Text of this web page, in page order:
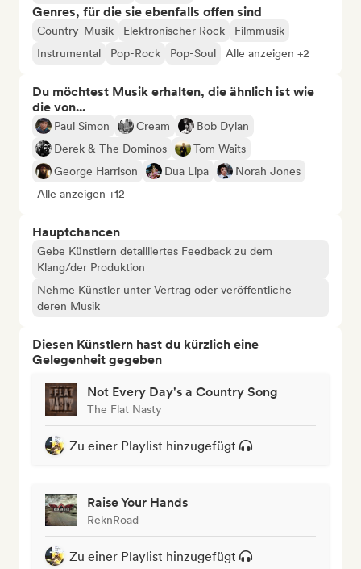
Genres, für die sie ebenfalls offen sind
Country-Musik Elektronischer Rock
Filmmusik
Instrumental
Pop-Rock Pop-Soul Alle anzeigen +2
Du möchtest Musik erhalten, die ähnlich ist wie
die von...
Paul Simon Cream
Bob Dylan
Derek & The Dominos
Tom Waits
George Harrison
Dua Lipa
Norah Jones
Alle anzeigen +12
Hauptchancen
Gebe Künstlern detailliertes Feedback zu dem
Klang/der Produktion
Nehme Künstler unter Vertrag oder veröffentliche
deren Musik
Diesen Künstlern hast du kürzlich eine
Gelegenheit gegeben
Not Every Day's a Country Song
The Flat Nasty
Zu einer Playlist hinzugefügt
Raise Your Hands
ReknRoad
Zu einer Playlist hinzugefügt